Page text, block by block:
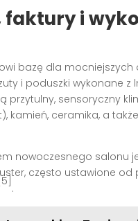
i
bazę dla
i poduszki wykonane z
przytulny, sensoryczny
kamień, ceramika, a
nowoczesnego salonu
często ustawione od
[5]
.